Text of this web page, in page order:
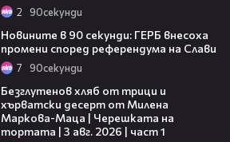
2 90секунди
Новините в 90 секунди: ГЕРБ внесоха
промени според референдума на Слави
7 90секунди
Безглутенов хляб от трици и
хърватски десерт от Милена
Маркова-Маца | Черешката на
тортата | 3 авг. 2026 | част 1